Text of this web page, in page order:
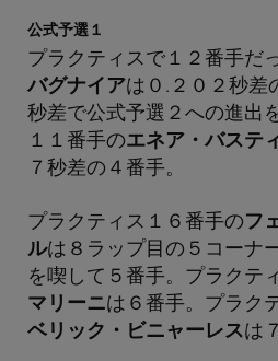
公式予選１
プラクティスで１２番手だ
バグナイアは０.２０２秒差
秒差で公式予選２への進出
１１番手のエネア・バステ
７秒差の４番手。
プラクティス１６番手のフ
ルは８ラップ目の５コーナ
を喫して５番手。プラクテ
マリーニは６番手。プラク
ベリック・ビニャーレスは